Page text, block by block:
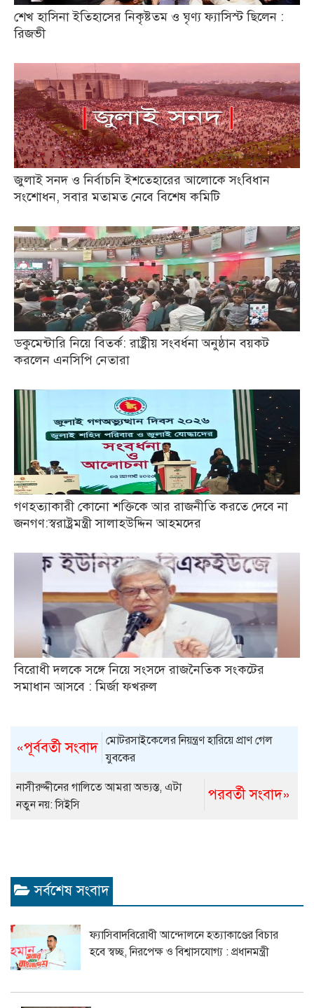
শেখ হাসিনা ইতিহাসের নিকৃষ্টতম ও ঘৃণ্য ফ্যাসিস্ট ছিলেন :
রিজভী
জুলাই সনদ ও নির্বাচনি ইশতেহারের আলোকে সংবিধান
সংশোধন, সবার মতামত নেবে বিশেষ কমিটি
ডকুমেন্টারি নিয়ে বিতর্ক: রাষ্ট্রীয় সংবর্ধনা অনুষ্ঠান বয়কট
করলেন এনসিপি নেতারা
গণহত্যাকারী কোনো শক্তিকে আর রাজনীতি করতে দেবে না
জনগণ:স্বরাষ্ট্রমন্ত্রী সালাহউদ্দিন আহমদের
বিরোধী দলকে সঙ্গে নিয়ে সংসদে রাজনৈতিক সংকটের
সমাধান আসবে : মির্জা ফখরুল
«পূর্ববর্তী সংবাদ মোটরসাইকেলের নিয়ন্ত্রণ হারিয়ে প্রাণ গেল
যুবকের
পরবর্তী সংবাদ»
নাসীরুদ্দীনের গালিতে আমরা অভ্যস্ত, এটা
নতুন নয়: সিইসি
সর্বশেষ সংবাদ
ফ্যাসিবাদবিরোধী আন্দোলনে হত্যাকাণ্ডের বিচার
হবে স্বচ্ছ, নিরপেক্ষ ও বিশ্বাসযোগ্য : প্রধানমন্ত্রী